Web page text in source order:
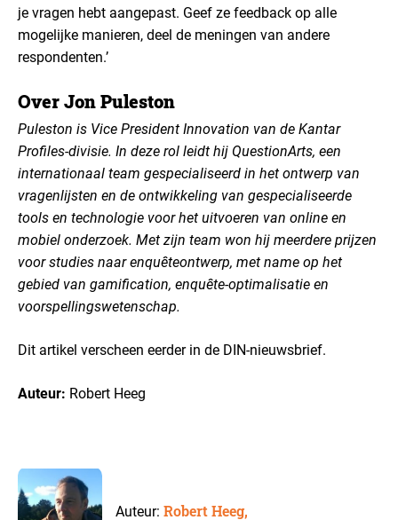
je vragen hebt aangepast. Geef ze feedback op alle
mogelijke manieren, deel de meningen van andere
respondenten.’
Over Jon Puleston
Puleston is Vice President Innovation van de Kantar
Profiles-divisie. In deze rol leidt hij QuestionArts, een
internationaal team gespecialiseerd in het ontwerp van
vragenlijsten en de ontwikkeling van gespecialiseerde
tools en technologie voor het uitvoeren van online en
mobiel onderzoek. Met zijn team won hij meerdere prijzen
voor studies naar enquêteontwerp, met name op het
gebied van gamification, enquête-optimalisatie en
voorspellingswetenschap.
Dit artikel verscheen eerder in de DIN-nieuwsbrief.
Auteur: Robert Heeg
Auteur:Robert Heeg,